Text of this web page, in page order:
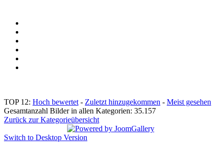
TOP 12: Hoch bewertet - Zuletzt hinzugekommen - Meist gesehen
Gesamtanzahl Bilder in allen Kategorien: 35.157
Zurück zur Kategorieübersicht
Switch to Desktop Version